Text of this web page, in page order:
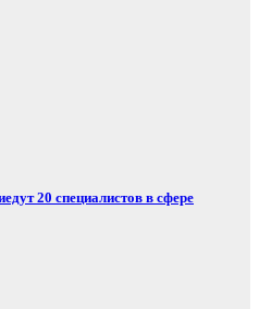
20 специалистов в сфере